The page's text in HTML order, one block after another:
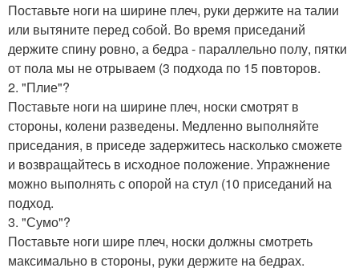
Поставьте ноги на ширине плеч, руки держите на талии
или вытяните перед собой. Во время приседаний
держите спину ровно, а бедра - параллельно полу, пятки
от пола мы не отрываем (3 подхода по 15 повторов.
2. "Плие"?
Поставьте ноги на ширине плеч, носки смотрят в
стороны, колени разведены. Медленно выполняйте
приседания, в приседе задержитесь насколько сможете
и возвращайтесь в исходное положение. Упражнение
можно выполнять с опорой на стул (10 приседаний на
подход.
3. "Сумо"?
Поставьте ноги шире плеч, носки должны смотреть
максимально в стороны, руки держите на бедрах.